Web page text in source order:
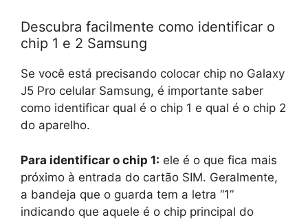
Descubra facilmente como identificar o
chip 1 e 2 Samsung
Se você está precisando colocar chip no Galaxy
J5 Pro celular Samsung, é importante saber
como identificar qual é o chip 1 e qual é o chip 2
do aparelho.
Para identificar o chip 1: ele é o que fica mais
próximo à entrada do cartão SIM. Geralmente,
a bandeja que o guarda tem a letra “1”
indicando que aquele é o chip principal do